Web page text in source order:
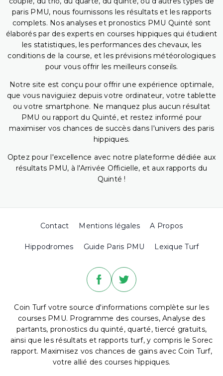
paris PMU, nous fournissons les résultats et les rapports
complets. Nos analyses et pronostics PMU Quinté sont
élaborés par des experts en courses hippiques qui étudient
les statistiques, les performances des chevaux, les
conditions de la course, et les prévisions météorologiques
pour vous offrir les meilleurs conseils.
Notre site est conçu pour offrir une expérience optimale,
que vous naviguiez depuis votre ordinateur, votre tablette
ou votre smartphone. Ne manquez plus aucun résultat
PMU ou rapport du Quinté, et restez informé pour
maximiser vos chances de succès dans l'univers des paris
hippiques.
Optez pour l'excellence avec notre plateforme dédiée aux
résultats PMU, à l'Arrivée Officielle, et aux rapports du
Quinté !
Contact Mentions légales A Propos
Hippodromes Guide Paris PMU Lexique Turf
Coin Turf votre source d'informations complète sur les
courses PMU. Programme des courses, Analyse des
partants, pronostics du quinté, quarté, tiercé gratuits,
ainsi que les résultats et rapports turf, y compris le Sorec
rapport. Maximisez vos chances de gains avec Coin Turf,
votre allié des courses hippiques.